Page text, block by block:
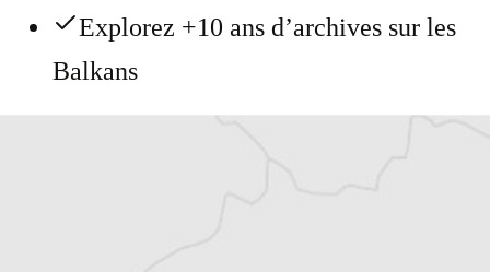
Explorez +10 ans d’archives sur les
Balkans